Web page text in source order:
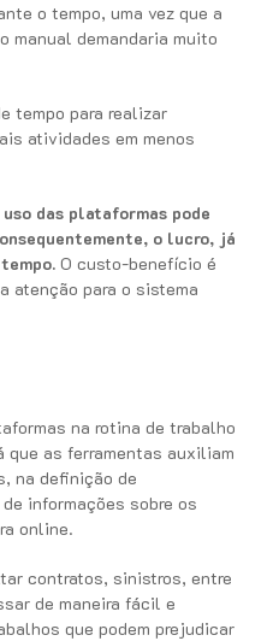
o tempo, uma vez que a
manual demandaria muito
tempo para realizar
atividades em menos
das plataformas pode
o lucro, já
O custo-benefício é
atenção para o sistema
na rotina de trabalho
que as ferramentas auxiliam
na definição de
informações sobre os
online.
contratos, sinistros, entre
de maneira fácil e
que podem prejudicar